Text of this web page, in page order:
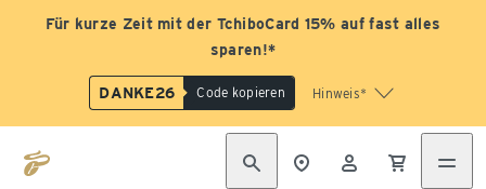
Für kurze Zeit mit der TchiboCard 15% auf fast alles
sparen!*
DANKE26 Code kopieren Hinweis*